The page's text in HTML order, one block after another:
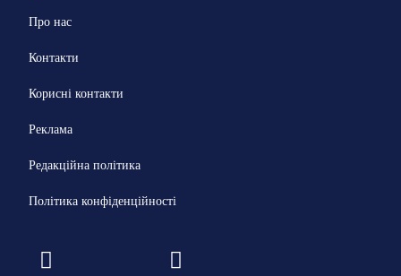
Про нас
Контакти
Корисні контакти
Реклама
Редакційна політика
Політика конфіденційності